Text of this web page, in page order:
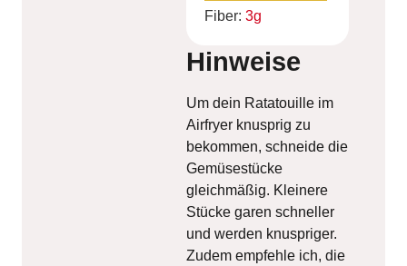
Fiber: 3g
Hinweise
Um dein Ratatouille im
Airfryer knusprig zu
bekommen, schneide die
Gemüsestücke
gleichmäßig. Kleinere
Stücke garen schneller
und werden knuspriger.
Zudem empfehle ich, die